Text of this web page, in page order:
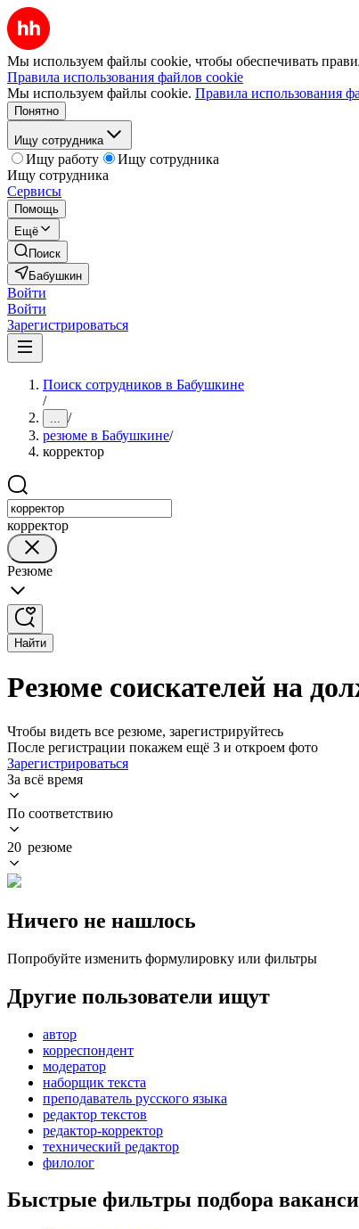
Мы используем файлы cookie, чтобы обеспечивать
Правила использования файлов cookie
Мы используем файлы cookie. Правила использования
Понятно
Ищу сотрудника
Ищу работу
Ищу сотрудника
Ищу сотрудника
Сервисы
Помощь
Ещё
Поиск
Бабушкин
Войти
Войти
Зарегистрироваться
Поиск сотрудников в Бабушкине
/
... /
резюме в Бабушкине/
корректор
корректор
Резюме
Найти
Резюме соискателей на
Чтобы видеть все резюме, зарегистрируйтесь
После регистрации покажем ещё 3 и откроем фото
Зарегистрироваться
За всё время
По соответствию
20 резюме
Ничего не нашлось
Попробуйте изменить формулировку или фильтры
Другие пользователи ищут
автор
корреспондент
модератор
наборщик текста
преподаватель русского языка
редактор текстов
редактор-корректор
технический редактор
филолог
Быстрые фильтры подбора